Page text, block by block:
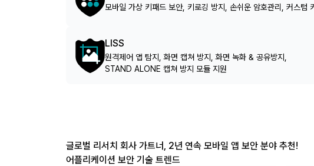
모바일 가상 키패드 보안, 키로깅 방지, 손쉬운 암호관리, 커스텀
LISS
원격제어 앱 탐지, 화면 캡쳐 방지, 화면 녹화 & 공유방지,
STAND ALONE 캡쳐 방지 모듈 지원
글로벌 리서치 회사 가트너, 2년 연속 모바일 앱 보안 분야 추천!
어플리케이션 보안 기술 트렌드